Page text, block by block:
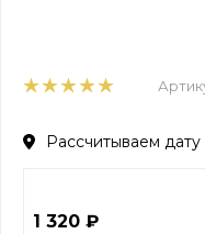
Рассчитываем дату
1 320 ₽